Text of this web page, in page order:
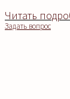
Читать
Задать вопрос